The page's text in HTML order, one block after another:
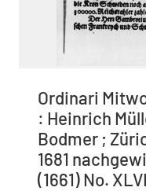
Ordinari
: Heinrich
Bodmer ;
1681
(1661) No.